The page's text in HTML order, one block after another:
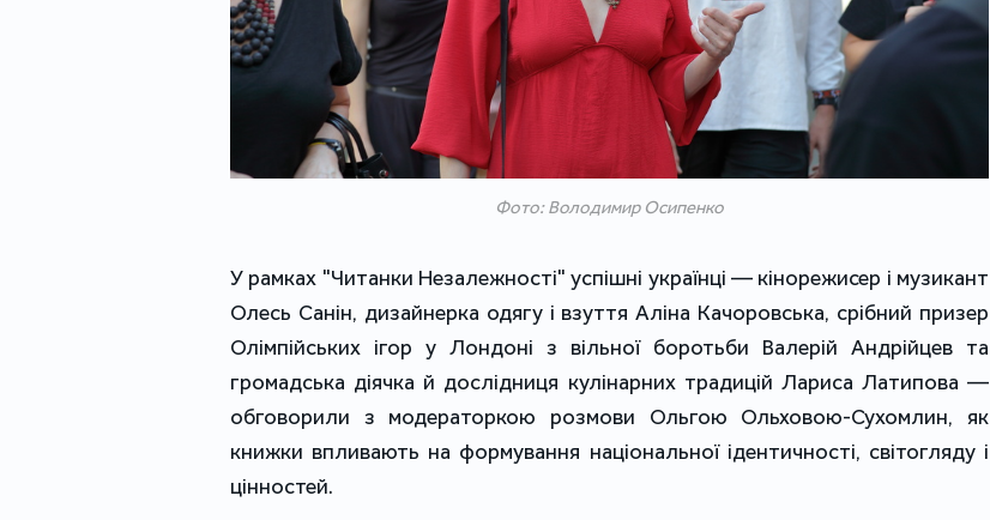
Фото: Володимир Осипенко
У рамках "Читанки Незалежності" успішні українці — кінорежисер і музикант
Олесь Санін, дизайнерка одягу і взуття Аліна Качоровська, срібний призер
Олімпійських ігор у Лондоні з вільної боротьби Валерій Андрійцев та
громадська діячка й дослідниця кулінарних традицій Лариса Латипова —
обговорили з модераторкою розмови Ольгою Ольховою-Сухомлин, як
книжки впливають на формування національної ідентичності, світогляду і
цінностей.